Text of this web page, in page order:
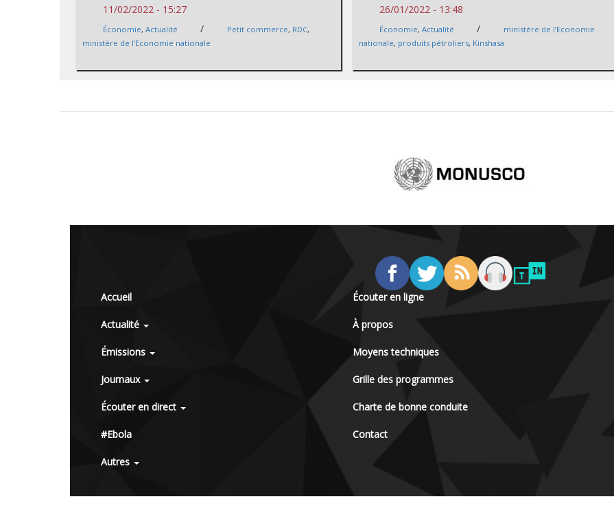
11/02/2022 - 15:27
Économie,Actualité / Petit commerce, RDC,
ministère de l’Economie nationale
26/01/2022 - 13:48
Économie,Actualité /
ministère de l’Economie
nationale, produits pétroliers, Kinshasa
Accueil
Actualité
Émissions
Journaux
Écouter en direct
#Ebola
Autres
Écouter en ligne
À propos
Moyens techniques
Grille des programmes
Charte de bonne conduite
Contact